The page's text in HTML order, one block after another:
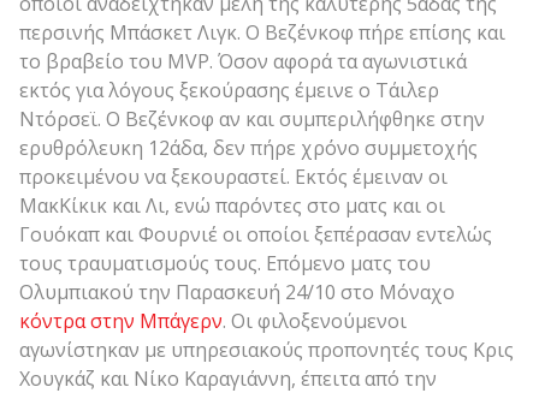
περσινής Μπάσκετ Λιγκ. Ο Βεζένκοφ πήρε επίσης και
το βραβείο του MVP. Όσον αφορά τα αγωνιστικά
εκτός για λόγους ξεκούρασης έμεινε ο Τάιλερ
Ντόρσεϊ. Ο Βεζένκοφ αν και συμπεριλήφθηκε στην
ερυθρόλευκη 12άδα, δεν πήρε χρόνο συμμετοχής
προκειμένου να ξεκουραστεί. Εκτός έμειναν οι
ΜακΚίκικ και Λι, ενώ παρόντες στο ματς και οι
Γουόκαπ και Φουρνιέ οι οποίοι ξεπέρασαν εντελώς
τους τραυματισμούς τους. Επόμενο ματς του
Ολυμπιακού την Παρασκευή 24/10 στο Μόναχο
κόντρα στην Μπάγερν. Οι φιλοξενούμενοι
αγωνίστηκαν με υπηρεσιακούς προπονητές τους Κρις
Χουγκάζ και Νίκο Καραγιάννη, έπειτα από την